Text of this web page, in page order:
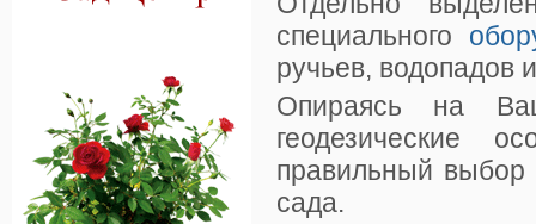
специального
ручьев, водопадов
Опираясь на
геодезические
правильный выбор
сада.